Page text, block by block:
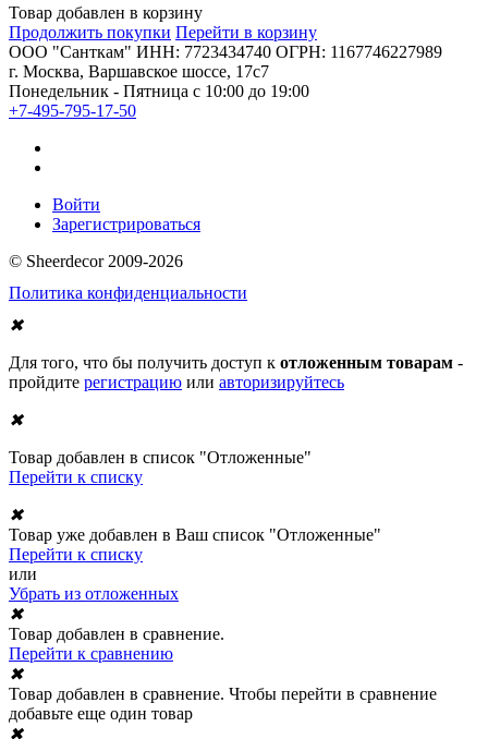
Товар добавлен в корзину
Продолжить покупки Перейти в корзину
ООО "Санткам" ИНН: 7723434740 ОГРН: 1167746227989
г. Москва, Варшавское шоссе, 17с7
Понедельник - Пятница с 10:00 до 19:00
+7-495-795-17-50
Войти
Зарегистрироваться
© Sheerdecor 2009-2026
Политика конфиденциальности
✖
Для того, что бы получить доступ к отложенным товарам -
пройдите регистрацию или авторизируйтесь
✖
Товар добавлен в список "Отложенные"
Перейти к списку
✖
Товар уже добавлен в Ваш список "Отложенные"
Перейти к списку
или
Убрать из отложенных
✖
Товар добавлен в сравнение.
Перейти к сравнению
✖
Товар добавлен в сравнение. Чтобы перейти в сравнение
добавьте еще один товар
✖